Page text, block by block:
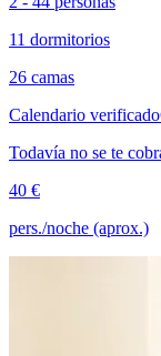
11 dormitorios
26 camas
Calendario verificado
Todavía no se te
40 €
pers./noche (aprox.)